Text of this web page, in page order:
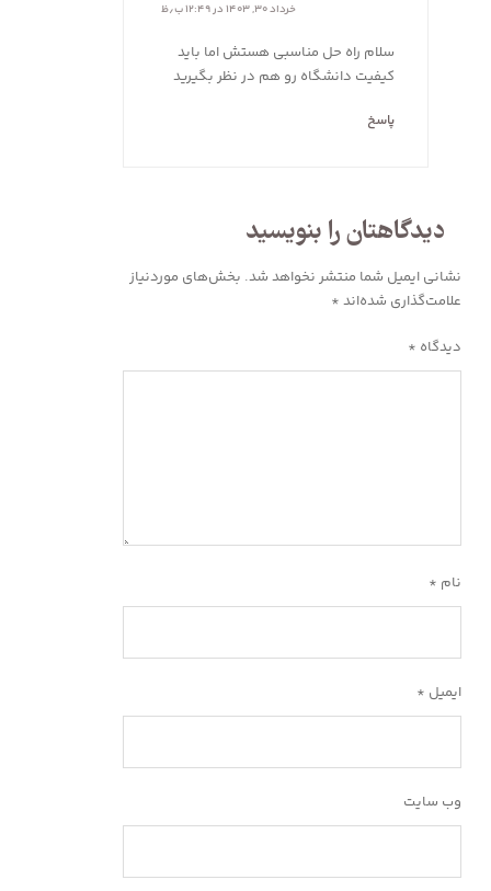
خرداد ۳۰, ۱۴۰۳ در ۱۲:۴۹ ب٫ظ
سلام راه حل مناسبی هستش اما باید
کیفیت دانشگاه رو هم در نظر بگیرید
پاسخ
دیدگاهتان را بنویسید
نشانی ایمیل شما منتشر نخواهد شد. بخش‌های موردنیاز
علامت‌گذاری شده‌اند *
دیدگاه *
نام *
ایمیل *
وب‌ سایت